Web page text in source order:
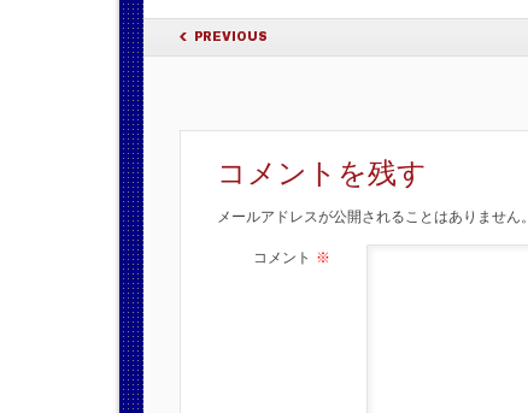
POST NAVIGATION
PREVIOUS
コメントを残す
メールアドレスが公開されることはありません。
コメント ※